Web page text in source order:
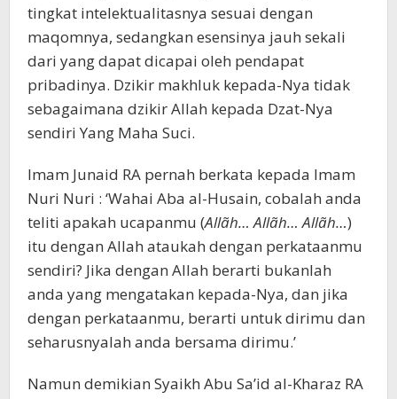
tingkat intelektualitasnya sesuai dengan
maqomnya, sedangkan esensinya jauh sekali
dari yang dapat dicapai oleh pendapat
pribadinya. Dzikir makhluk kepada-Nya tidak
sebagaimana dzikir Allah kepada Dzat-Nya
sendiri Yang Maha Suci.
Imam Junaid RA pernah berkata kepada Imam
Nuri Nuri : ‘Wahai Aba al-Husain, cobalah anda
teliti apakah ucapanmu (Allãh… Allãh… Allãh…)
itu dengan Allah ataukah dengan perkataanmu
sendiri? Jika dengan Allah berarti bukanlah
anda yang mengatakan kepada-Nya, dan jika
dengan perkataanmu, berarti untuk dirimu dan
seharusnyalah anda bersama dirimu.’
Namun demikian Syaikh Abu Sa’id al-Kharaz RA